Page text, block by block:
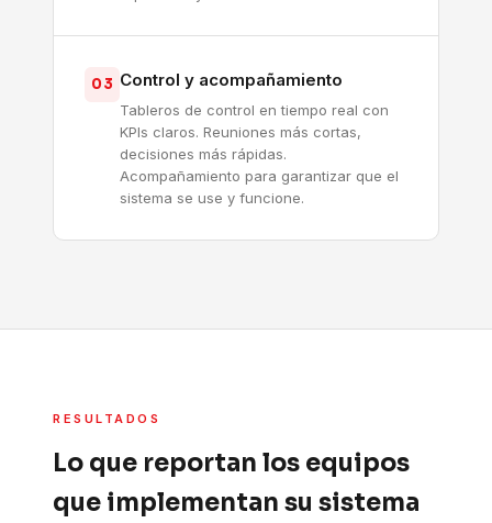
03 Control y acompañamiento
Tableros de control en tiempo real con
KPIs claros. Reuniones más cortas,
decisiones más rápidas.
Acompañamiento para garantizar que el
sistema se use y funcione.
RESULTADOS
Lo que reportan los equipos
que implementan su sistema